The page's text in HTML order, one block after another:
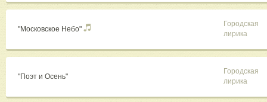
"Московское Небо"
Городская
лирика
"Поэт и Осень"
Городская
лирика